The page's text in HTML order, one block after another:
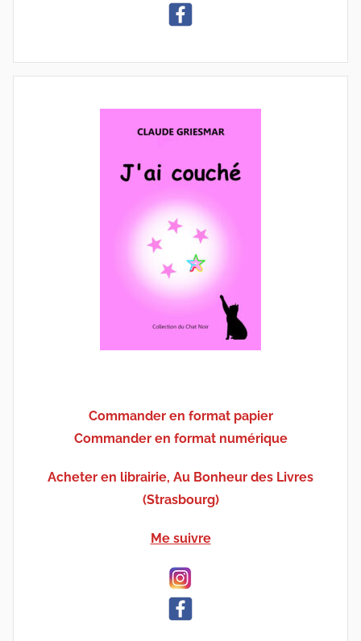
Commander en format papier
Commander en format numérique
Acheter en librairie, Au Bonheur des Livres
(Strasbourg)
Me suivre